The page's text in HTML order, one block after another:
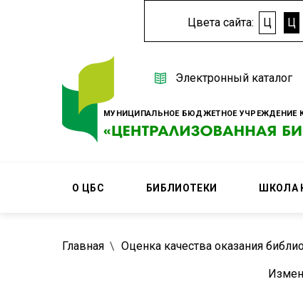
Цвета сайта: Ц Ц
МУНИЦИПАЛЬНОЕ БЮДЖЕТНОЕ УЧРЕЖДЕНИЕ
Электронный каталог
О ЦБС БИБЛИОТЕКИ ШКОЛА
Главная Оценка качества оказания